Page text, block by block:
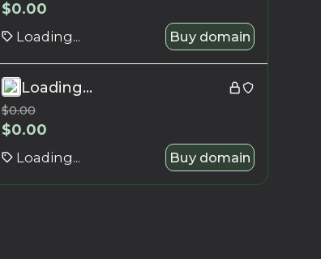
$0.00
Loading... Buy domain
Loading...
$0.00
$0.00
Loading... Buy domain